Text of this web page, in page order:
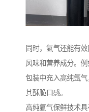
同时，氩气还能有
风味和营养成分。
包装中充入高纯氩
其酥脆口感。
高纯氩气保鲜技术